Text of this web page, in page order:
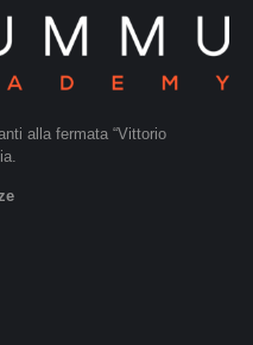
alla fermata “Vittorio